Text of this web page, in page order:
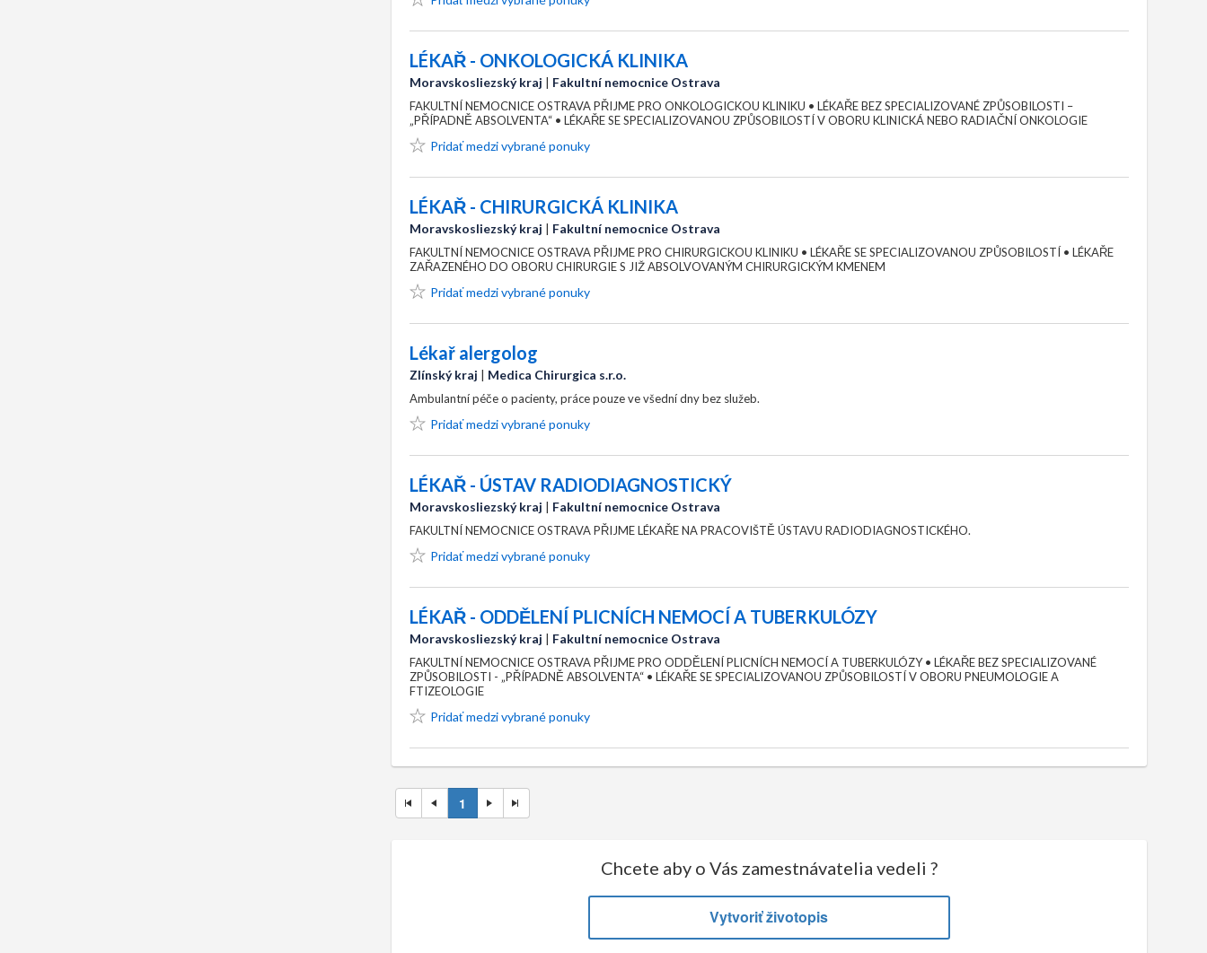
LÉKAŘ - ONKOLOGICKÁ KLINIKA
Moravskosliezský kraj | Fakultní nemocnice Ostrava
FAKULTNÍ NEMOCNICE OSTRAVA PŘIJME PRO ONKOLOGICKOU KLINIKU • LÉKAŘE BEZ SPECIALIZOVANÉ ZPŮSOBILOSTI –
„PŘÍPADNĚ ABSOLVENTA“ • LÉKAŘE SE SPECIALIZOVANOU ZPŮSOBILOSTÍ V OBORU KLINICKÁ NEBO RADIAČNÍ ONKOLOGIE
Pridať medzi vybrané ponuky
LÉKAŘ - CHIRURGICKÁ KLINIKA
Moravskosliezský kraj | Fakultní nemocnice Ostrava
FAKULTNÍ NEMOCNICE OSTRAVA PŘIJME PRO CHIRURGICKOU KLINIKU • LÉKAŘE SE SPECIALIZOVANOU ZPŮSOBILOSTÍ • LÉKAŘE
ZAŘAZENÉHO DO OBORU CHIRURGIE S JIŽ ABSOLVOVANÝM CHIRURGICKÝM KMENEM
Pridať medzi vybrané ponuky
Lékař alergolog
Zlínský kraj | Medica Chirurgica s.r.o.
Ambulantní péče o pacienty, práce pouze ve všední dny bez služeb.
Pridať medzi vybrané ponuky
LÉKAŘ - ÚSTAV RADIODIAGNOSTICKÝ
Moravskosliezský kraj | Fakultní nemocnice Ostrava
FAKULTNÍ NEMOCNICE OSTRAVA PŘIJME LÉKAŘE NA PRACOVIŠTĚ ÚSTAVU RADIODIAGNOSTICKÉHO.
Pridať medzi vybrané ponuky
LÉKAŘ - ODDĚLENÍ PLICNÍCH NEMOCÍ A TUBERKULÓZY
Moravskosliezský kraj | Fakultní nemocnice Ostrava
FAKULTNÍ NEMOCNICE OSTRAVA PŘIJME PRO ODDĚLENÍ PLICNÍCH NEMOCÍ A TUBERKULÓZY • LÉKAŘE BEZ SPECIALIZOVANÉ
ZPŮSOBILOSTI - „PŘÍPADNĚ ABSOLVENTA“ • LÉKAŘE SE SPECIALIZOVANOU ZPŮSOBILOSTÍ V OBORU PNEUMOLOGIE A
FTIZEOLOGIE
Pridať medzi vybrané ponuky
1
Chcete aby o Vás zamestnávatelia vedeli ?
Vytvoriť životopis